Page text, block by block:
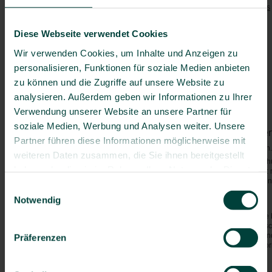
Diese Webseite verwendet Cookies
Wir verwenden Cookies, um Inhalte und Anzeigen zu
personalisieren, Funktionen für soziale Medien anbieten
zu können und die Zugriffe auf unsere Website zu
analysieren. Außerdem geben wir Informationen zu Ihrer
Verwendung unserer Website an unsere Partner für
soziale Medien, Werbung und Analysen weiter. Unsere
Partner führen diese Informationen möglicherweise mit
weiteren Daten zusammen, die Sie ihnen bereitgestellt
Notwendig
Präferenzen
Dänemark
Estland
Finnland
Frankreich
Griechenland
Großbritannien
Irland
Lettland
Luxemburg
Tetanus/Diphtherie/Pertussis
Besondere Risiken:
Darminfektionen
Von Mücken/Insekten
Malaria
- Kein Risiko
Generell gilt: Mücken-/
nachts. Bei Malaria gilt
Stand-by-Präparates nach
Allgemeine Hinweise:
Denken Sie bei Ihrer Reise an
es zu Engpässen in der
Abschluss einer Reisekranken-
empfehlenswert. Ausführliche